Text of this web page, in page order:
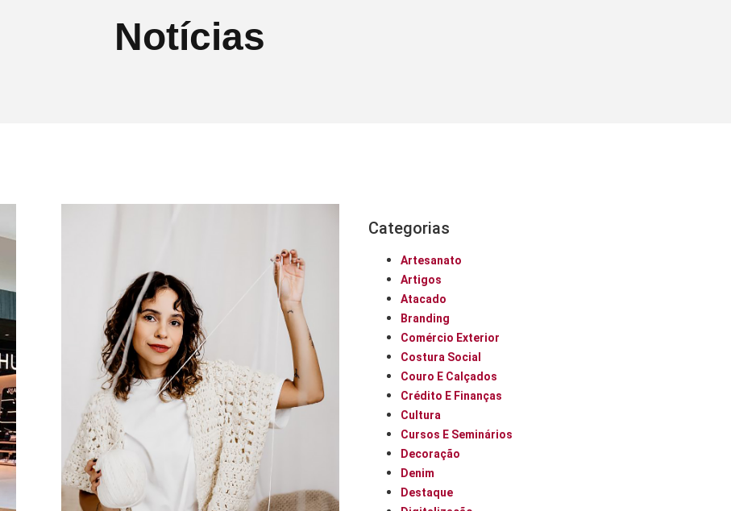
Notícias
Categorias
Artesanato
Artigos
Atacado
Branding
Comércio Exterior
Costura Social
Couro E Calçados
Crédito E Finanças
Cultura
Cursos E Seminários
Decoração
Denim
Destaque